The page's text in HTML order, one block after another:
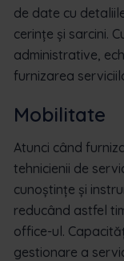
de date cu
cerințe și sarcini.
administrative,
furnizarea
Mobilitate
Atunci când
tehnicienii de
cunoștințe și
reducând astfel
office-ul.
gestionare a